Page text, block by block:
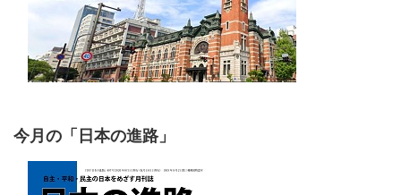
今月の「日本の進路」